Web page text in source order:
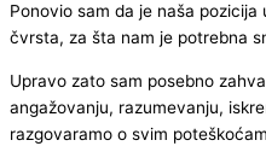
Ponovio sam da je naša
čvrsta, za šta nam je potrebna
Upravo zato sam posebno
angažovanju, razumevanju,
razgovaramo o svim